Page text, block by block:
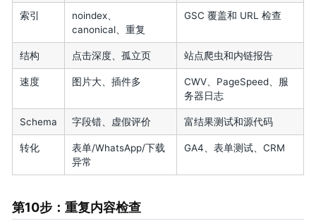
索引
noindex、
canonical、重复
GSC 覆盖和 URL 检查
结构 点击深度、孤立页 站点爬虫和内链报告
速度 图片大、插件多
CWV、PageSpeed、服
务器日志
Schema 字段错、虚假评价 富结果测试和源代码
转化
表单/WhatsApp/下载
异常
GA4、表单测试、CRM
第10步：重复内容检查